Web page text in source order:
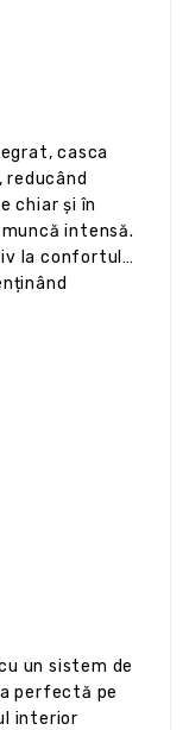
casca
chiar și în
intensă.
la confortul
un sistem de
perfectă pe
interior